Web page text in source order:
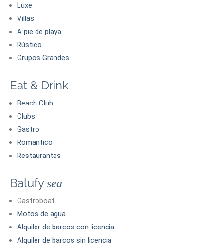
Luxe
Villas
A pie de playa
Rústico
Grupos Grandes
Eat & Drink
Beach Club
Clubs
Gastro
Romántico
Restaurantes
Balufysea
Gastroboat
Motos de agua
Alquiler de barcos con licencia
Alquiler de barcos sin licencia